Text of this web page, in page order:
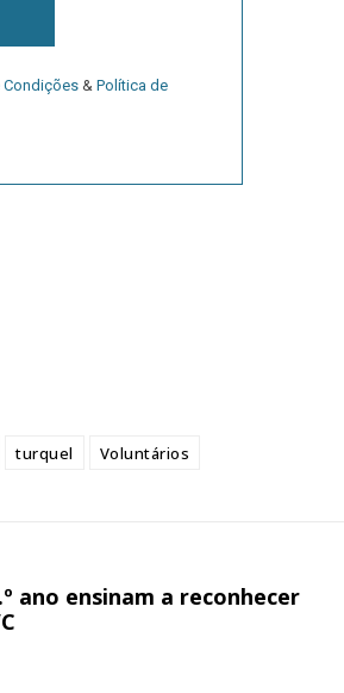
Cister e ajude-nos a manter este
Acesso aos
assinantes
Condições & Política de
turquel Voluntários
ano ensinam a reconhecer